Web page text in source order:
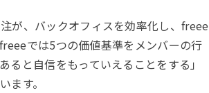
が、バックオフィスを効率化し、freee
では5つの価値基準をメンバーの行
と自信をもっていえることをする」
ます。